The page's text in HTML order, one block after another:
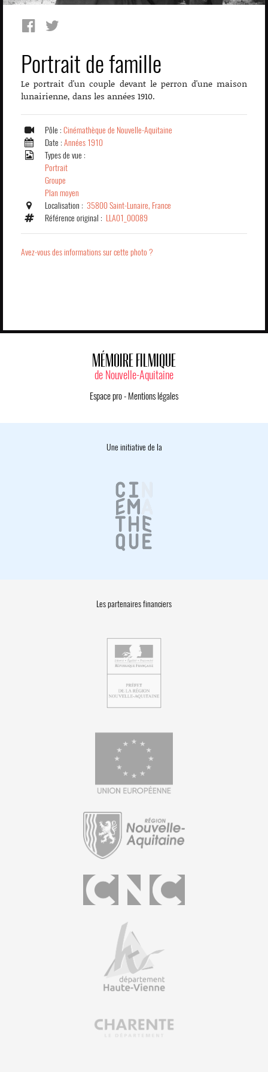
Portrait de famille
Le portrait d'un couple devant le perron d'une maison
lunairienne, dans les années 1910.
Pôle : Cinémathèque de Nouvelle-Aquitaine
Date : Années 1910
Types de vue :
Portrait
Groupe
Plan moyen
Localisation : 35800 Saint-Lunaire, France
Référence original : LLA01_00089
Avez-vous des informations sur cette photo ?
MÉMOIRE FILMIQUE
de Nouvelle-Aquitaine
Espace pro- Mentions légales
Une initiative de la
Les partenaires financiers